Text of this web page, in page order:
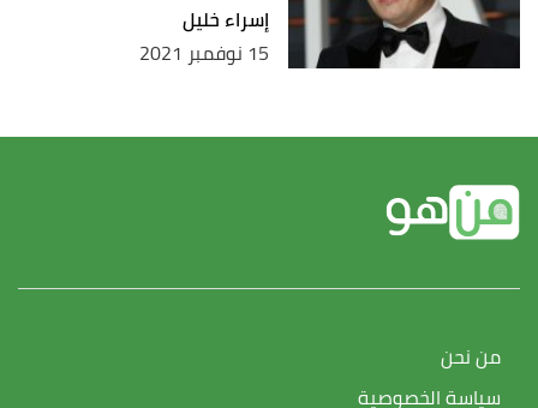
إسراء خليل
15 نوفمبر 2021
من نحن
سياسة الخصوصية